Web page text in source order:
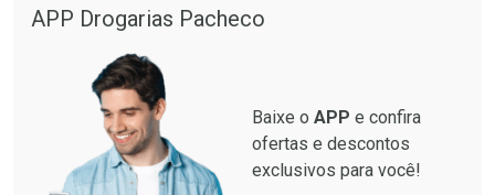
APP Drogarias Pacheco
Baixe o APP e confira
ofertas e descontos
exclusivos para você!